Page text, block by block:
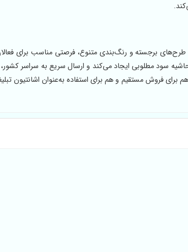
حاشیه سود مطلوبی ایجاد می‌کند و ارسال سریع به سراسر
فروش مستقیم و هم برای استفاده به‌عنوان اشانتیون